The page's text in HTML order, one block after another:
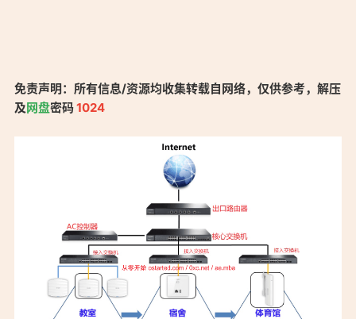
免责声明：所有信息/资源均收集转载自网络，仅供参考，解压
及网盘密码1024